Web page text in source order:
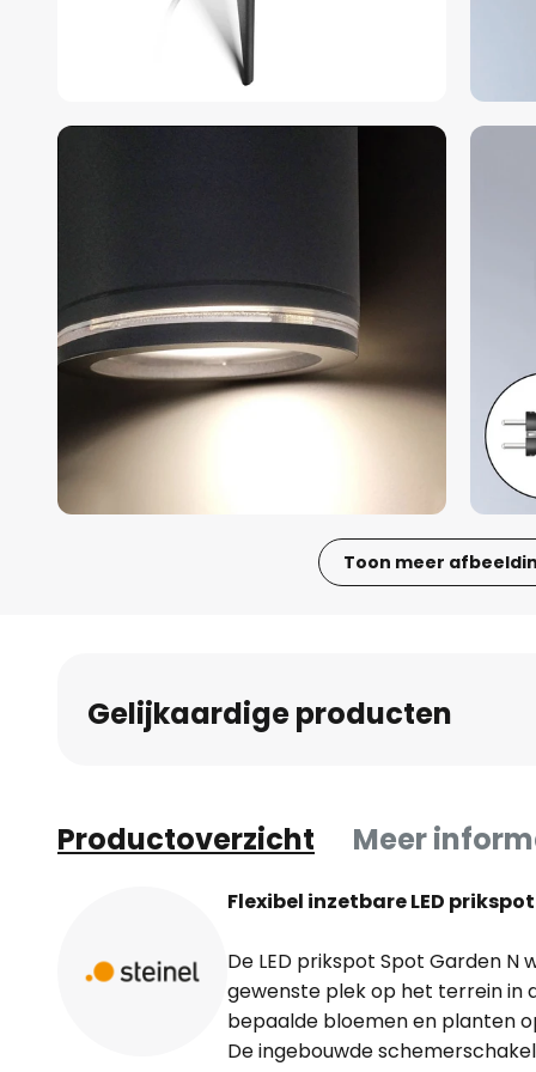
Toon meer
vanGelijkaardige producten
Productoverzicht Meer
Flexibel inzetbare LED
De LED prikspot Spot Garden N
gewenste plek op het terrein in
bepaalde bloemen en planten
De ingebouwde